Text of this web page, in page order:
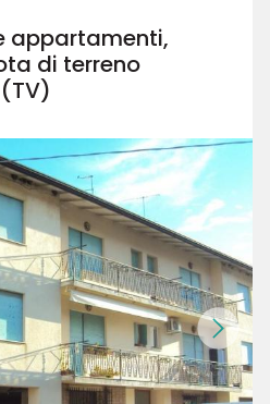
appartamenti,
di terreno